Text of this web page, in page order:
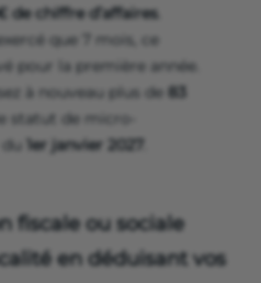
de chiffre d’affaires.
que 7 mois, ce
pour la première année.
à nouveau plus de 83
statut de micro-
1er janvier 2027
fiscale ou sociale
en déduisant vos